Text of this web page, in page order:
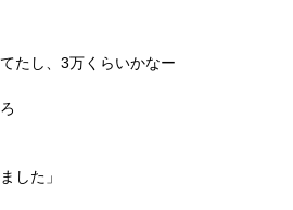
たし、3万くらいかなー
した」